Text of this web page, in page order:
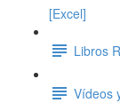
[Excel]
Libros
Vídeos